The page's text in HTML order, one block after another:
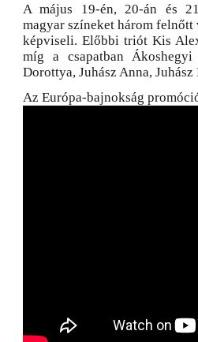
A május 19-én, 20-án és
magyar színeket három
képviseli. Előbbi triót Kis
míg a csapatban
Dorottya, Juhász Anna,
Az Európa-bajnokság